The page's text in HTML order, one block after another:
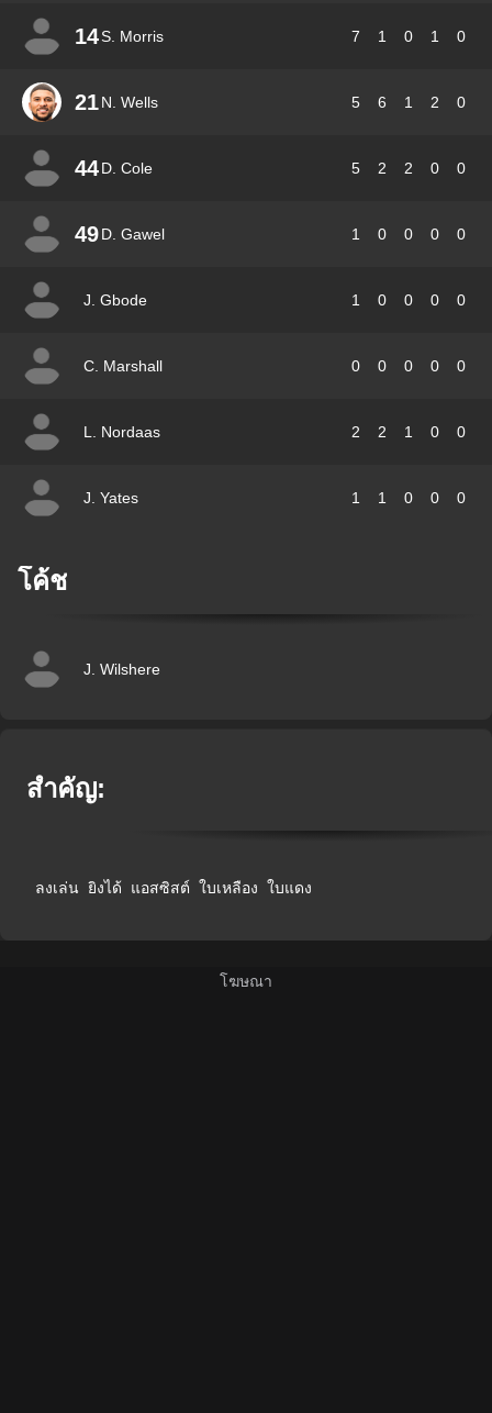
14S. Morris 7 1 0 1 0
21N. Wells 5 6 1 2 0
44D. Cole 5 2 2 0 0
49D. Gawel 1 0 0 0 0
J. Gbode 1 0 0 0 0
C. Marshall 0 0 0 0 0
L. Nordaas 2 2 1 0 0
J. Yates 1 1 0 0 0
โค้ช
J. Wilshere
สำคัญ:
ลงเล่น ยิงได้ แอสซิสต์ ใบเหลือง ใบแดง